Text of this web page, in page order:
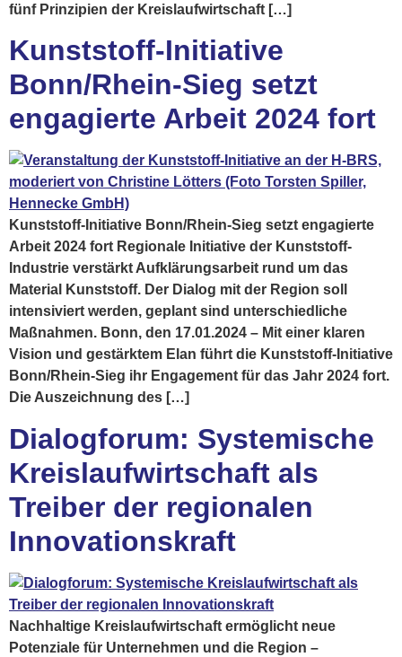
fünf Prinzipien der Kreislaufwirtschaft […]
Kunststoff-Initiative
Bonn/Rhein-Sieg setzt
engagierte Arbeit 2024 fort
Kunststoff-Initiative Bonn/Rhein-Sieg setzt engagierte
Arbeit 2024 fort Regionale Initiative der Kunststoff-
Industrie verstärkt Aufklärungsarbeit rund um das
Material Kunststoff. Der Dialog mit der Region soll
intensiviert werden, geplant sind unterschiedliche
Maßnahmen. Bonn, den 17.01.2024 – Mit einer klaren
Vision und gestärktem Elan führt die Kunststoff-Initiative
Bonn/Rhein-Sieg ihr Engagement für das Jahr 2024 fort.
Die Auszeichnung des […]
Dialogforum: Systemische
Kreislaufwirtschaft als
Treiber der regionalen
Innovationskraft
Nachhaltige Kreislaufwirtschaft ermöglicht neue
Potenziale für Unternehmen und die Region –